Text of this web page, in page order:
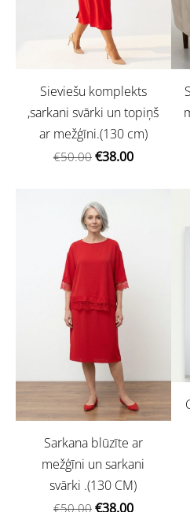
Sieviešu komplekts
,sarkani svārki un topiņš
ar mežģīni.(130 cm)
€50.00 €38.00
Sarkana blūzīte ar
mežģīni un sarkani
svārki .(130 CM)
€50.00 €38.00